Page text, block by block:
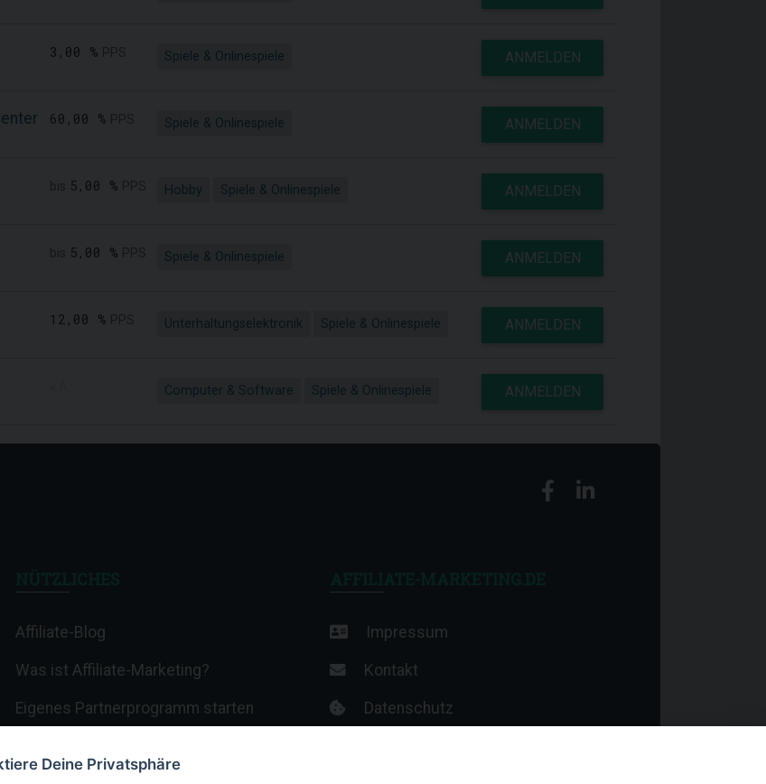
3,00 % Spiele & Onlinespiele ANMELDEN
60,00 % Spiele & Onlinespiele ANMELDEN
5,00 % Hobby Spiele & Onlinespiele ANMELDEN
5,00 % Spiele & Onlinespiele ANMELDEN
12,00 % Unterhaltungselektronik Spiele & Onlinespiele ANMELDEN
Computer & Software Spiele & Onlinespiele ANMELDEN
Affiliate-Blog
Was ist Affiliate-Marketing?
Eigenes Partnerprogramm starten
Impressum
Kontakt
Datenschutz
Deine Privatsphäre